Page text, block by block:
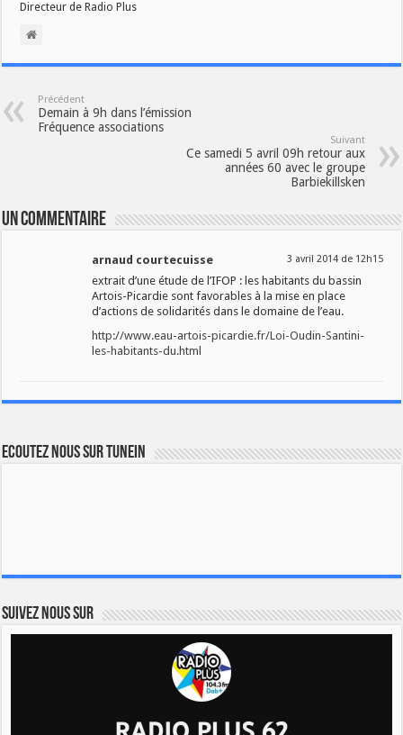
Directeur de Radio Plus
Précédent
Demain à 9h dans l’émission
Fréquence associations
Suivant
Ce samedi 5 avril 09h retour aux
années 60 avec le groupe
Barbiekillsken
Un commentaire
arnaud courtecuisse 3 avril 2014 de 12h15
extrait d’une étude de l’IFOP : les habitants du bassin
Artois-Picardie sont favorables à la mise en place
d’actions de solidarités dans le domaine de l’eau.
http://www.eau-artois-picardie.fr/Loi-Oudin-Santini-
les-habitants-du.html
Ecoutez nous sur TuneIn
Suivez nous sur